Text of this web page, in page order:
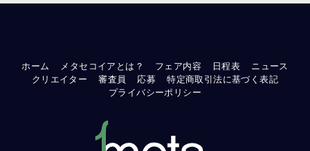
ホーム メタセコイアとは？ フェア内容 日程表
ニュース
クリエイター
審査員 応募
特定商取引法に基づく表記
プライバシーポリシー